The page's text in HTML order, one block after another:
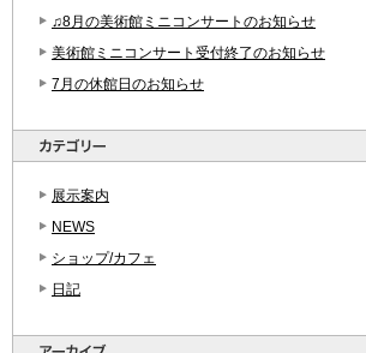
♫8月の美術館ミニコンサートのお知らせ
美術館ミニコンサート受付終了のお知らせ
7月の休館日のお知らせ
展示案内
NEWS
ショップ/カフェ
日記